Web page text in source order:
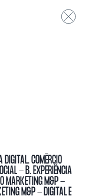
COMÉRCIO
- B. EXPERIÊNCIA
MARKETING M&P -
M&P - DIGITAL E